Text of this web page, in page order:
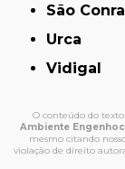
São
Urca
Vidigal
O conteúdo do
Ambiente
mesmo citando
violação de direito